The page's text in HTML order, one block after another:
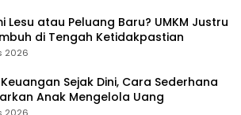
Lesu atau Peluang Baru? UMKM Justru
di Tengah Ketidakpastian
2026
Sejak Dini, Cara Sederhana
Anak Mengelola Uang
2026